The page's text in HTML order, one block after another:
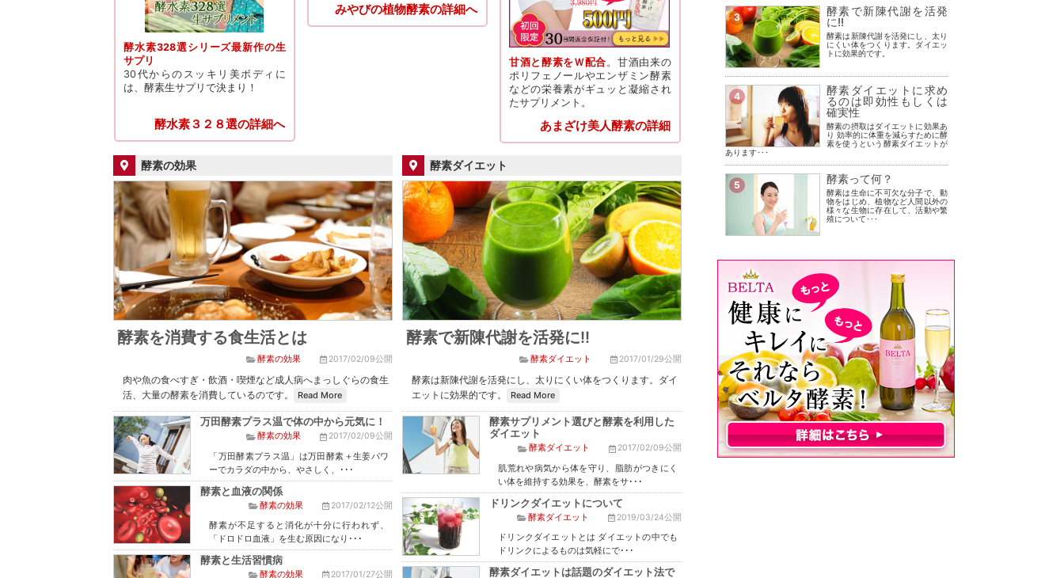
酵水素328選シリーズ最新作の生
サプリ
30代からのスッキリ美ボディに
は、酵素生サプリで決まり！
酵水素３２８選の詳細へ
みやびの植物酵素の詳細へ
甘酒と酵素をＷ配合 。甘酒由来の
ポリフェノールやエンザミン酵素
などの栄養素がギュッと凝縮され
たサプリメント。
あまざけ美人酵素の詳細
酵素の効果
酵素を消費する食生活とは
酵素の効果 2017/02/09公開
肉や魚の食べすぎ・飲酒・喫煙など成人病へまっしぐらの食生
活、大量の酵素を消費しているのです。
Read More
万田酵素プラス温で体の中から元気に！
酵素の効果 2017/02/09公開
「万田酵素プラス温」は万田酵素＋生姜パワ
ーでカラダの中から、やさしく、･･･
酵素と血液の関係
酵素の効果 2017/02/12公開
酵素が不足すると消化が十分に行われず、
「ドロドロ血液」を生む原因になり･･･
酵素と生活習慣病
酵素の効果 2017/01/27公開
酵素ダイエット
酵素で新陳代謝を活発に!!
酵素ダイエット 2017/01/29公開
酵素は新陳代謝を活発にし、太りにくい体をつくります。ダイ
エットに効果的です。
Read More
酵素サプリメント選びと酵素を利用した
ダイエット
酵素ダイエット 2017/02/09公開
肌荒れや病気から体を守り、脂肪がつきにく
い体を維持する効果を、酵素をサ･･･
ドリンクダイエットについて
酵素ダイエット 2019/03/24公開
ドリンクダイエットとは ダイエットの中でも
ドリンクによるものは気軽にで･･･
酵素ダイエットは話題のダイエット法で
3
酵素で新陳代謝を活発
に!!
酵素は新陳代謝を活発にし、太り
にくい体をつくります。ダイエッ
トに効果的です。
4
酵素ダイエットに求め
るのは即効性もしくは
確実性
酵素の摂取はダイエットに効果あ
り 効率的に体重を減らすために酵
素を使うという酵素ダイエットが
あります･･･
5 酵素って何？
酵素は生命に不可欠な分子で、動
物をはじめ、植物など人間以外の
様々な生物に存在して、活動や繁
殖について･･･